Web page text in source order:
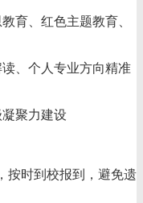
育、红色主题教育、
、个人专业方向精准
聚力建设
按时到校报到，避免遗